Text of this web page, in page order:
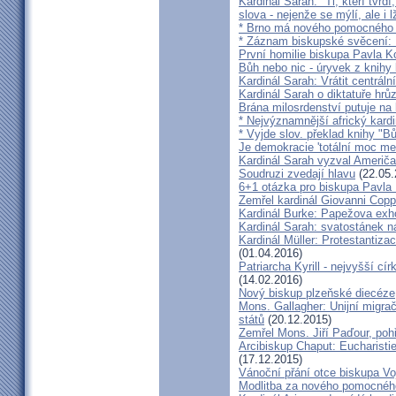
slova - nejenže se mýlí, ale i
* Brno má nového
* Záznam biskupské svěcení:
První homilie biskupa Pavla
Bůh nebo nic - úryvek z knihy
Kardinál Sarah: Vrátit
Kardinál Sarah o diktatuře
Brána milosrdenství putuje
* Nejvýznamnější africký
* Vyjde slov. překlad knihy
Je demokracie 'totální moc
Kardinál Sarah vyzval
Soudruzi zvedají hlavu
6+1 otázka pro biskupa Pavla
Zemřel kardinál Giovanni
Kardinál Burke: Papežova
Kardinál Sarah: svatostánek
Kardinál Müller:
(01.04.2016)
Patriarcha Kyrill - nejvyšší
(14.02.2016)
Nový biskup plzeňské diecéze
Mons. Gallagher: Unijní
států (20.12.2015)
Zemřel Mons. Jiří Paďour,
Arcibiskup Chaput:
(17.12.2015)
Vánoční přání otce biskupa
Modlitba za nového